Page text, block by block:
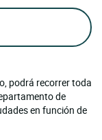
podrá recorrer toda
de
en función de